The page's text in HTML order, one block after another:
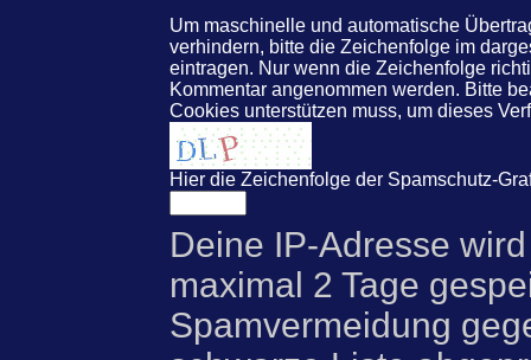
Um maschinelle und automatische
verhindern, bitte die Zeichenfolge im
eintragen. Nur wenn die Zeichenfolge
Kommentar angenommen werden. Bitte
Cookies unterstützen muss, um dieses
Hier die Zeichenfolge der Spamschutz-
Deine IP-Adresse
maximal 2 Tage
Spamvermeidung